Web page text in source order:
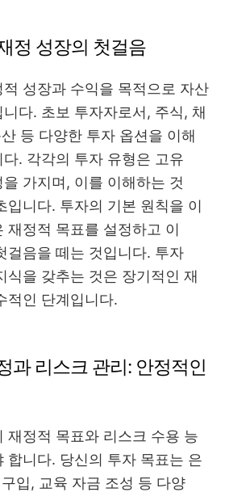
정 성장의 첫걸음
성장과 수익을 목적으로 자산
다. 초보 투자자로서, 주식, 채
등 다양한 투자 옵션을 이해
. 각각의 투자 유형은 고유
가지며, 이를 이해하는 것
입니다. 투자의 기본 원칙을 이
재정적 목표를 설정하고 이
걸음을 떼는 것입니다. 투자
식을 갖추는 것은 장기적인 재
적인 단계입니다.
과 리스크 관리: 안정적인
재정적 목표와 리스크 수용 능
합니다. 당신의 투자 목표는 은
입, 교육 자금 조성 등 다양